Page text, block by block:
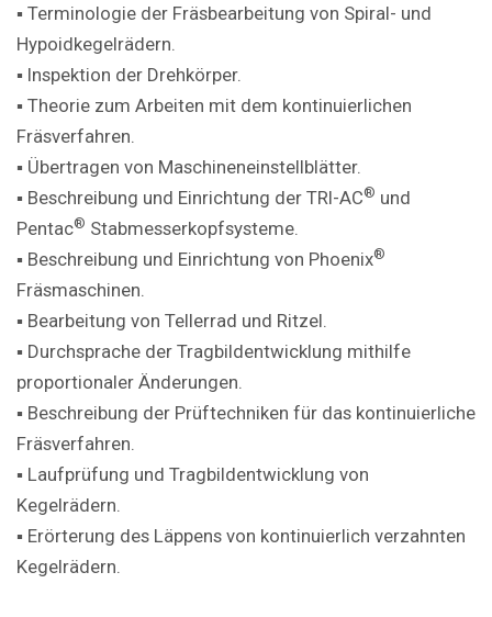
▪ Terminologie der Fräsbearbeitung von Spiral- und
Hypoidkegelrädern.
▪ Inspektion der Drehkörper.
▪ Theorie zum Arbeiten mit dem kontinuierlichen
Fräsverfahren.
▪ Übertragen von Maschineneinstellblätter.
▪ Beschreibung und Einrichtung der TRI-AC® und
Pentac® Stabmesserkopfsysteme.
▪ Beschreibung und Einrichtung von Phoenix®
Fräsmaschinen.
▪ Bearbeitung von Tellerrad und Ritzel.
▪ Durchsprache der Tragbildentwicklung mithilfe
proportionaler Änderungen.
▪ Beschreibung der Prüftechniken für das kontinuierliche
Fräsverfahren.
▪ Laufprüfung und Tragbildentwicklung von
Kegelrädern.
▪ Erörterung des Läppens von kontinuierlich verzahnten
Kegelrädern.